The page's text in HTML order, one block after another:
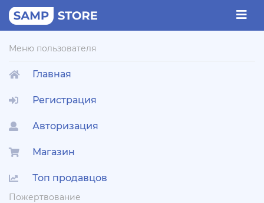
Меню пользователя
Главная
Регистрация
Авторизация
Магазин
Топ продавцов
Пожертвование